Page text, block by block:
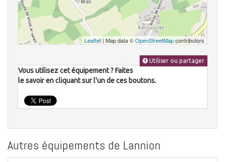
Leaflet | Map data ©OpenStreetMapcontributors
Utiliser ou partager
Vous utilisez cet équipement ? Faites
le savoir en cliquant sur l'un de ces boutons.
Autres équipements de Lannion